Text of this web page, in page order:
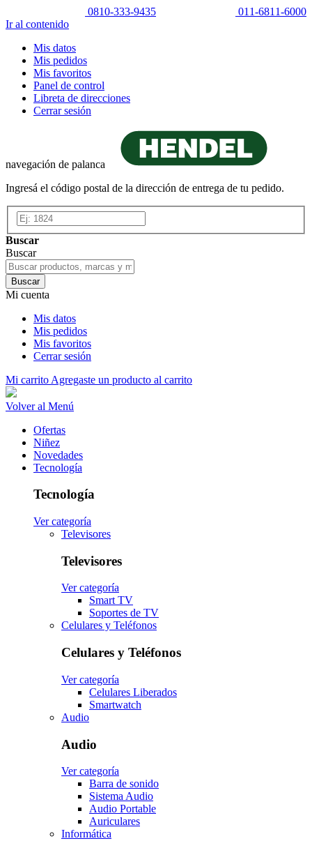
0810-333-9435
011-6811-6000
Ir al contenido
Mis datos
Mis pedidos
Mis favoritos
Panel de control
Libreta de direcciones
Cerrar sesión
navegación de palanca
Ingresá el código postal de la dirección de entrega de tu pedido.
Buscar
Buscar
Buscar
Mi cuenta
Mis datos
Mis pedidos
Mis favoritos
Cerrar sesión
Mi carrito Agregaste un producto al carrito
Volver al Menú
Ofertas
Niñez
Novedades
Tecnología
Tecnología
Ver categoría
Televisores
Televisores
Ver categoría
Smart TV
Soportes de TV
Celulares y Teléfonos
Celulares y Teléfonos
Ver categoría
Celulares Liberados
Smartwatch
Audio
Audio
Ver categoría
Barra de sonido
Sistema Audio
Audio Portable
Auriculares
Informática